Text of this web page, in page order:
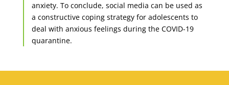
anxiety. To conclude, social media can be used as
a constructive coping strategy for adolescents to
deal with anxious feelings during the COVID-19
quarantine.